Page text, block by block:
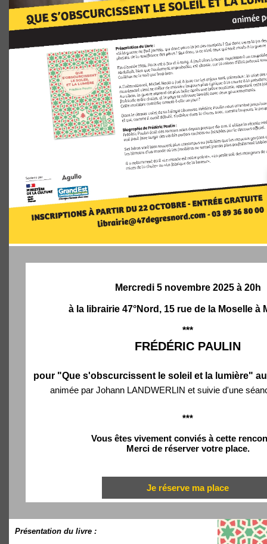
Mercredi 5 novembre 2025 à 20h
à la librairie 47°Nord, 15 rue de la Moselle à
***
FRÉDÉRIC PAULIN
pour "Que s'obscurcissent le soleil et la lumière"
animée par Johann LANDWERLIN et suivie d'une
***
Vous êtes vivement conviés à cette
Merci de réserver votre place.
Je réserve ma place
Présentation du livre :